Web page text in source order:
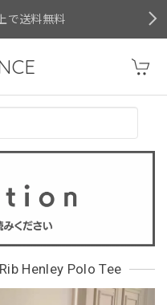
で送料無料
Henley Polo Tee